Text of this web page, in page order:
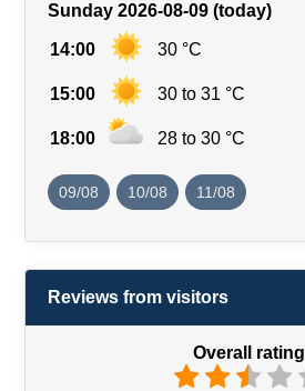
Sunday 2026-08-09 (today)
14:00 30 °C
15:00 30 to 31 °C
18:00 28 to 30 °C
09/08 10/08 11/08
Reviews from visitors
Overall rating